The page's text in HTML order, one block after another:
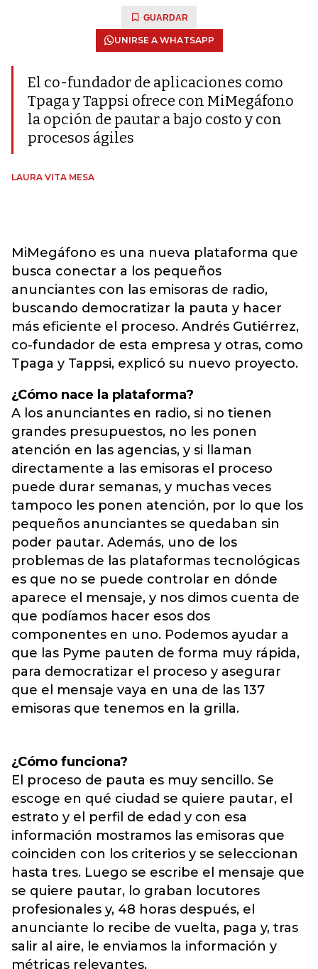
GUARDAR
UNIRSE A WHATSAPP
El co-fundador de aplicaciones como
Tpaga y Tappsi ofrece con MiMegáfono
la opción de pautar a bajo costo y con
procesos ágiles
LAURA VITA MESA
MiMegáfono es una nueva plataforma que
busca conectar a los pequeños
anunciantes con las emisoras de radio,
buscando democratizar la pauta y hacer
más eficiente el proceso. Andrés Gutiérrez,
co-fundador de esta empresa y otras, como
Tpaga y Tappsi, explicó su nuevo proyecto.
¿Cómo nace la plataforma?
A los anunciantes en radio, si no tienen
grandes presupuestos, no les ponen
atención en las agencias, y si llaman
directamente a las emisoras el proceso
puede durar semanas, y muchas veces
tampoco les ponen atención, por lo que los
pequeños anunciantes se quedaban sin
poder pautar. Además, uno de los
problemas de las plataformas tecnológicas
es que no se puede controlar en dónde
aparece el mensaje, y nos dimos cuenta de
que podíamos hacer esos dos
componentes en uno. Podemos ayudar a
que las Pyme pauten de forma muy rápida,
para democratizar el proceso y asegurar
que el mensaje vaya en una de las 137
emisoras que tenemos en la grilla.
¿Cómo funciona?
El proceso de pauta es muy sencillo. Se
escoge en qué ciudad se quiere pautar, el
estrato y el perfil de edad y con esa
información mostramos las emisoras que
coinciden con los criterios y se seleccionan
hasta tres. Luego se escribe el mensaje que
se quiere pautar, lo graban locutores
profesionales y, 48 horas después, el
anunciante lo recibe de vuelta, paga y, tras
salir al aire, le enviamos la información y
métricas relevantes.